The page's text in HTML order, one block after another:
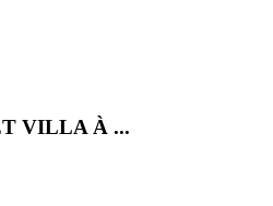
VILLA À ...